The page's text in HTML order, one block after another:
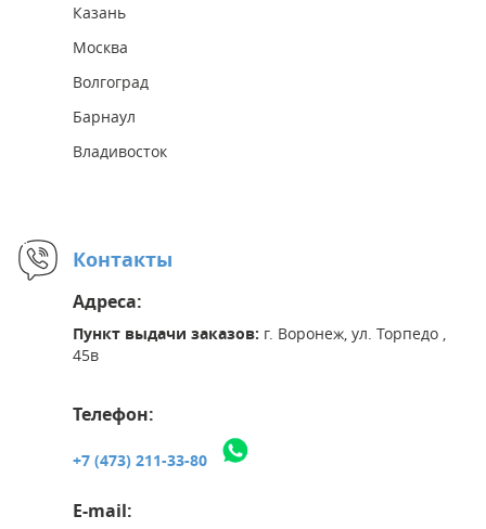
Казань
Москва
Волгоград
Барнаул
Владивосток
Контакты
Адреса:
Пункт выдачи заказов: г. Воронеж, ул. Торпедо ,
45в
Телефон:
+7 (473) 211-33-80
E-mail: